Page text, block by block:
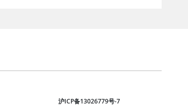
沪ICP备13026779号-7